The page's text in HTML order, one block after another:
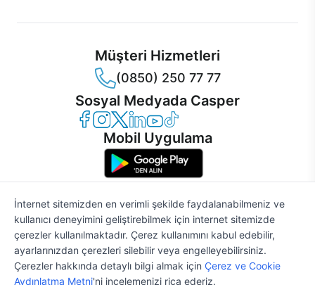
Müşteri Hizmetleri
(0850) 250 77 77
Sosyal Medyada Casper
Casper Facebook
Casper Instagram
Casper Twitter
Casper LinkedIn
Casper YouTube
Casper TikTok
Mobil Uygulama
© 2021 - 2026 Casper Bilgisayar Sistemleri A.Ş. Tüm Hakları Saklıdır
KVKK
Çerez Politikası
Bilgi Güvenliği
İnternet sitemizden en verimli şekilde faydalanabilmeniz ve
kullanıcı deneyimini geliştirebilmek için internet sitemizde
çerezler kullanılmaktadır. Çerez kullanımını kabul edebilir,
ayarlarınızdan çerezleri silebilir veya engelleyebilirsiniz.
Çerezler hakkında detaylı bilgi almak için Çerez ve Cookie
Aydınlatma Metni'ni incelemenizi rica ederiz.